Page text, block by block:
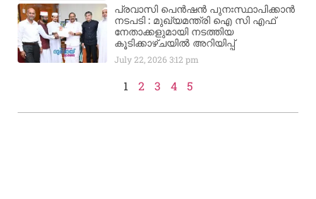
പ്രവാസി പെൻഷൻ പുനഃസ്ഥാപിക്കാൻ
നടപടി : മുഖ്യമന്ത്രി ഐ സി എഫ്
നേതാക്കളുമായി നടത്തിയ
കൂടിക്കാഴ്ചയിൽ അറിയിപ്പ്
July 22, 20263:12 pm
1 2 3 4 5